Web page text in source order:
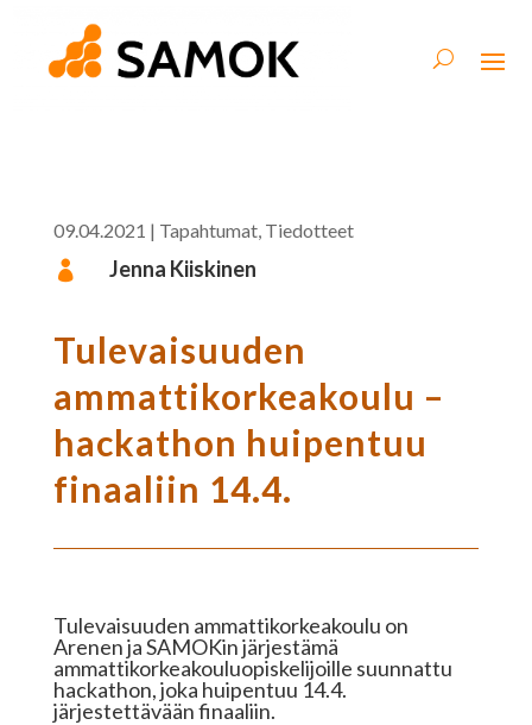
09.04.2021 | Tapahtumat, Tiedotteet
 Jenna Kiiskinen
Tulevaisuuden
ammattikorkeakoulu –
hackathon huipentuu
finaaliin 14.4.
Tulevaisuuden ammattikorkeakoulu on
Arenen ja SAMOKin järjestämä
ammattikorkeakouluopiskelijoille suunnattu
hackathon, joka huipentuu 14.4.
järjestettävään finaaliin.